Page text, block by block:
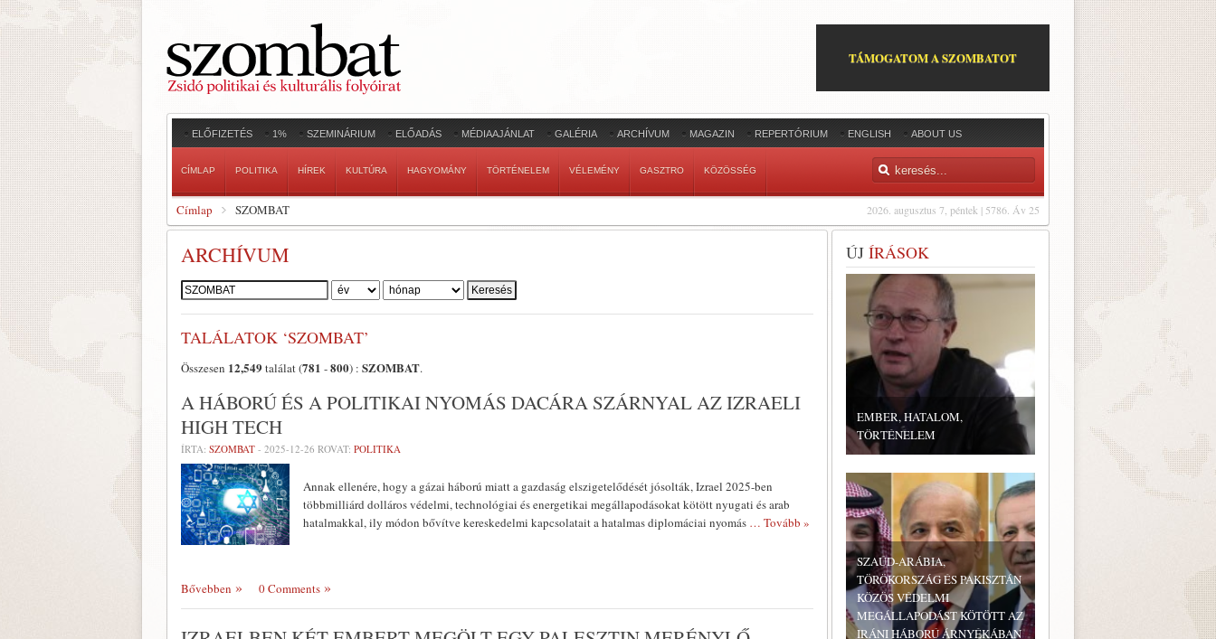
TÁMOGATOM A SZOMBATOT
ELŐFIZETÉS 1% SZEMINÁRIUM ELŐADÁS MÉDIAAJÁNLAT GALÉRIA ARCHÍVUM MAGAZIN REPERTÓRIUM ENGLISH ABOUT US
CÍMLAP POLITIKA HÍREK KULTÚRA HAGYOMÁNY TÖRTÉNELEM VÉLEMÉNY GASZTRO KÖZÖSSÉG
2026. augusztus 7, péntek | 5786. Áv 25
Címlap SZOMBAT
ARCHÍVUM
Szerző:
TALÁLATOK ‘SZOMBAT’
Összesen 12,549 találat (781 -800) : SZOMBAT.
A HÁBORÚ ÉS A POLITIKAI NYOMÁS DACÁRA SZÁRNYAL AZ IZRAELI
HIGH TECH
ÍRTA: SZOMBAT - 2025-12-26 ROVAT: POLITIKA
Annak ellenére, hogy a gázai háború miatt a gazdaság elszigetelődését jósolták, Izrael 2025-ben
többmilliárd dolláros védelmi, technológiai és energetikai megállapodásokat kötött nyugati és arab
hatalmakkal, ily módon bővítve kereskedelmi kapcsolatait a hatalmas diplomáciai nyomás … Tovább »
Bővebben 0 Comments
ÚJ ÍRÁSOK
EMBER, HATALOM,
TÖRTÉNELEM
SZAÚD-ARÁBIA,
TÖRÖKORSZÁG ÉS PAKISZTÁN
KÖZÖS VÉDELMI
MEGÁLLAPODÁST KÖTÖTT AZ
IRÁNI HÁBORÚ ÁRNYÉKÁBAN